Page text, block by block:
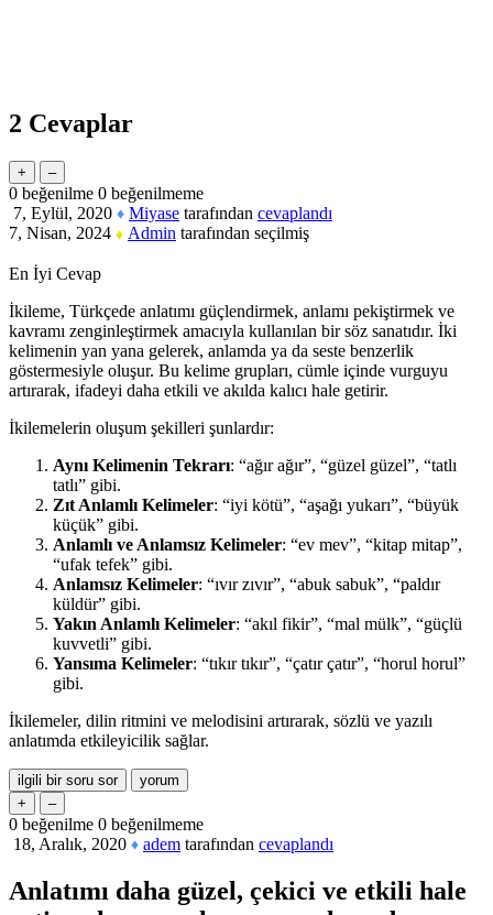
2 Cevaplar
0 beğenilme 0 beğenilmeme
7, Eylül, 2020 ♦ Miyase tarafından cevaplandı
7, Nisan, 2024 ♦ Admin tarafından seçilmiş
En İyi Cevap
İkileme, Türkçede anlatımı güçlendirmek, anlamı pekiştirmek ve
kavramı zenginleştirmek amacıyla kullanılan bir söz sanatıdır. İki
kelimenin yan yana gelerek, anlamda ya da seste benzerlik
göstermesiyle oluşur. Bu kelime grupları, cümle içinde vurguyu
artırarak, ifadeyi daha etkili ve akılda kalıcı hale getirir.
İkilemelerin oluşum şekilleri şunlardır:
Aynı Kelimenin Tekrarı: “ağır ağır”, “güzel güzel”, “tatlı
tatlı” gibi.
Zıt Anlamlı Kelimeler: “iyi kötü”, “aşağı yukarı”, “büyük
küçük” gibi.
Anlamlı ve Anlamsız Kelimeler: “ev mev”, “kitap mitap”,
“ufak tefek” gibi.
Anlamsız Kelimeler: “ıvır zıvır”, “abuk sabuk”, “paldır
küldür” gibi.
Yakın Anlamlı Kelimeler: “akıl fikir”, “mal mülk”, “güçlü
kuvvetli” gibi.
Yansıma Kelimeler: “tıkır tıkır”, “çatır çatır”, “horul horul”
gibi.
İkilemeler, dilin ritmini ve melodisini artırarak, sözlü ve yazılı
anlatımda etkileyicilik sağlar.
0 beğenilme 0 beğenilmeme
18, Aralık, 2020 ♦ adem tarafından cevaplandı
Anlatımı daha güzel, çekici ve etkili hale